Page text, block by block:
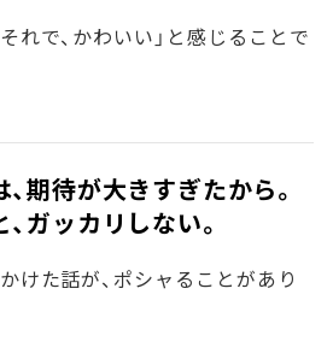
れで、かわいい」と感じることで
期待が大きすぎたから。
ガッカリしない。
けた話が、ポシャることがあり